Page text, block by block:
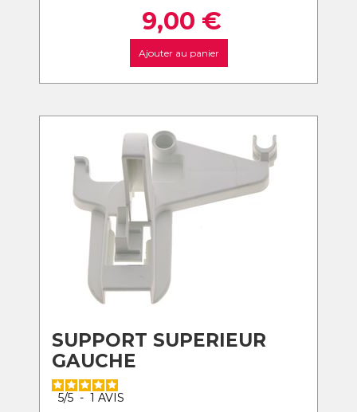
9,00 €
Ajouter au panier
SUPPORT SUPERIEUR
GAUCHE
5/5 - 1 AVIS